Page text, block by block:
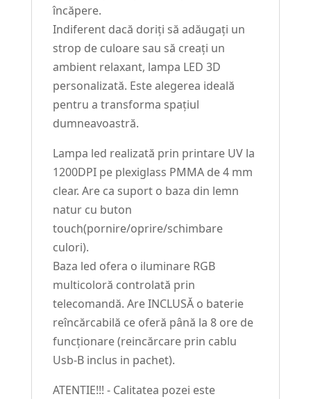
încăpere.
Indiferent dacă doriți să adăugați un
strop de culoare sau să creați un
ambient relaxant, lampa LED 3D
personalizată. Este alegerea ideală
pentru a transforma spațiul
dumneavoastră.
Lampa led realizată prin printare UV la
1200DPI pe plexiglass PMMA de 4 mm
clear. Are ca suport o baza din lemn
natur cu buton
touch(pornire/oprire/schimbare
culori).
Baza led ofera o iluminare RGB
multicoloră controlată prin
telecomandă. Are INCLUSĂ o baterie
reîncărcabilă ce oferă până la 8 ore de
funcționare (reincărcare prin cablu
Usb-B inclus in pachet).
ATENTIE!!! - Calitatea pozei este